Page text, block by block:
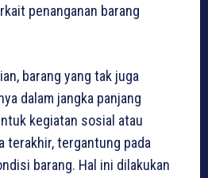
penanganan barang
barang yang tak juga
dalam jangka panjang
kegiatan sosial atau
terakhir, tergantung pada
barang. Hal ini dilakukan